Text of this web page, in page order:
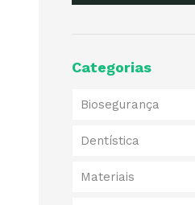
Categorias
Biosegurança
Dentística
Materiais